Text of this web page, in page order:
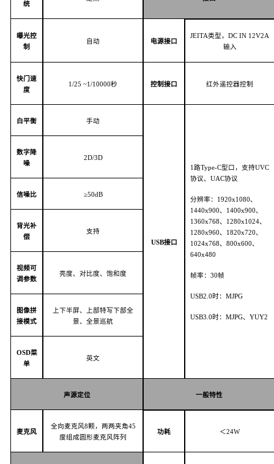
统
曝光控
制
自动 电源接口
JEITA类型， DC IN 12V2A
输入
快门速
度
1/25 ~1/10000秒 控制接口 红外遥控器控制
白平衡 手动
USB接口
1路Type-C型口，支持UVC
协议、 UAC协议
分辨率： 1 920x1080、
1 440x900、1 400x900、
1 360x768、 1 280x1024、
1 280x960、 1 820x720、
1 024x768、 800x600、
640x480
帧率： 30帧
USB2.0时： MJPG
USB3.0时： MJPG、 YUY2
数字降
噪
2D/3D
信噪比 ≥50dB
背光补
偿
支持
视频可
调参数
亮度、对比度、饱和度
图像拼
接模式
上下半屏、上部特写下部全
景、全景巡航
OSD菜
单
英文
声源定位 一般特性
麦克风
全向麦克风8颗，两两夹角45
度组成圆形麦克风阵列
功耗 ＜24W